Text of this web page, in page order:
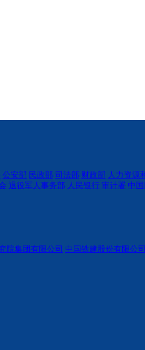
公安部 民政部 司法部 财政部 人力资源
退役军人事务部 人民银行 审计署 中
院集团有限公司 中国铁建股份有限公司